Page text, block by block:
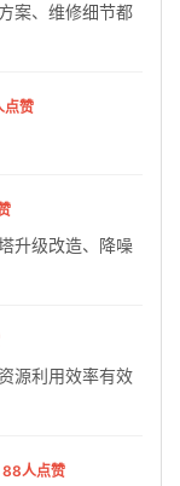
案、维修细节都
点赞
升级改造、降噪
源利用效率有效
88人点赞